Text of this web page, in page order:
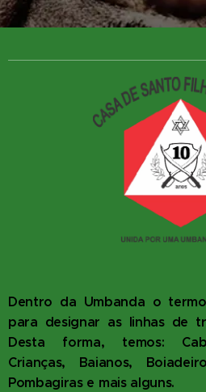
Dentro da Umbanda o
para designar as linhas de
Desta forma, temos:
Crianças, Baianos,
Pombagiras e mais alguns.